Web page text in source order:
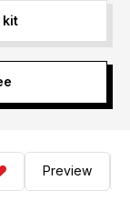
kit
Preview